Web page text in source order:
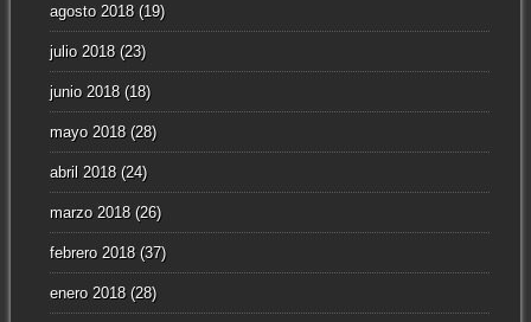
agosto 2018(19)
julio 2018(23)
junio 2018(18)
mayo 2018(28)
abril 2018(24)
marzo 2018(26)
febrero 2018(37)
enero 2018(28)